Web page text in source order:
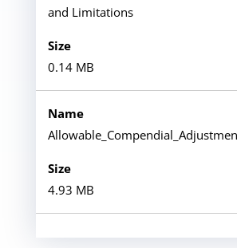
and Limitations
0.14 MB
4.93 MB